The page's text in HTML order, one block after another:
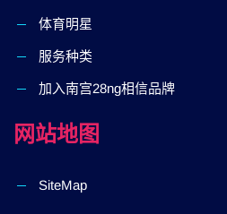
体育明星
服务种类
加入南宫28ng相信品牌
网站地图
SiteMap